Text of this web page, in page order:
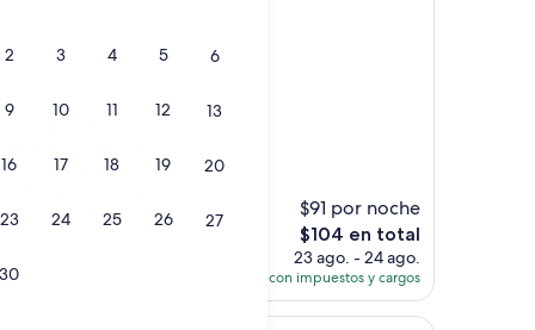
2 3 4 5 6
9 10 11 12 13
16 17 18 19 20
23 24 25 26 27
30
incluido en el
y ducha
$91 por noche
El
precio
actual
es
de
$104 en total
23 ago. - 24 ago.
Total con impuestos y cargos